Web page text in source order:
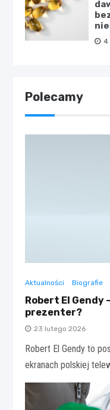
4
Polecamy
Aktualności Biografie
Robert El
prezenter?
23 lutego 2026
Robert El Gendy to
ekranach polskiej